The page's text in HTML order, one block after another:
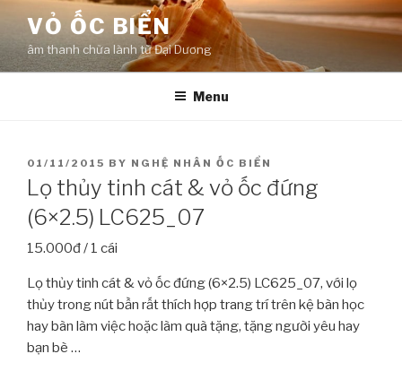
content
VỎ ỐC BIỂN
âm thanh chữa lành từ Đại Dương
Menu
POSTED
ON
01/11/2015 BY NGHỆ NHÂN ỐC BIỂN
Lọ thủy tinh cát & vỏ ốc đứng
(6×2.5) LC625_07
15.000đ / 1 cái
Lọ thủy tinh cát & vỏ ốc đứng (6×2.5) LC625_07, với lọ
thủy trong nút bần rất thích hợp trang trí trên kệ bàn học
hay bàn làm việc hoặc làm quà tặng, tặng người yêu hay
bạn bè …